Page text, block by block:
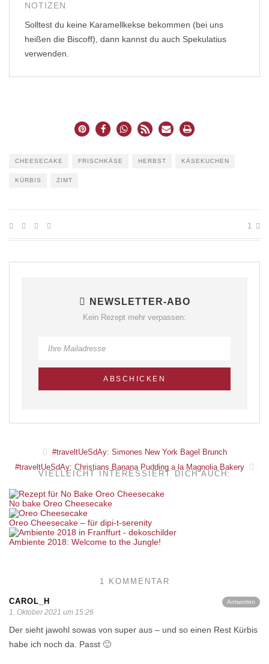
NOTIZEN
Solltest du keine Karamellkekse bekommen (bei uns
heißen die Biscoff), dann kannst du auch Spekulatius
verwenden.
CHEESECAKE FRISCHKÄSE HERBST KÄSEKUCHEN
KÜRBIS ZIMT
1
NEWSLETTER-ABO
Kein Rezept mehr verpassen:
#traveltUeSdAy: Simones New York Bagel Brunch
#traveltUeSdAy: Christians Banana Pudding a la Magnolia Bakery
VIELLEICHT INTERESSIERT DICH AUCH:
No bake Oreo Cheesecake
Oreo Cheesecake – für dipi-t-serenity
Ambiente 2018: Welcome to the Jungle!
1 KOMMENTAR
Antworten
CAROL_H
1. Oktober 2021 um 15:26
Der sieht jawohl sowas von super aus – und so einen Rest Kürbis
habe ich noch da. Passt 🙂